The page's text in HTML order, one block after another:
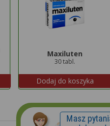
Maxiluten
30 tabl.
Dodaj do koszyka